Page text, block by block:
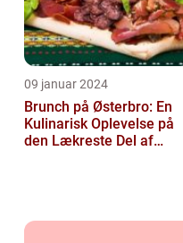
09 januar 2024
Brunch på Østerbro: En
Kulinarisk Oplevelse på
den Lækreste Del af